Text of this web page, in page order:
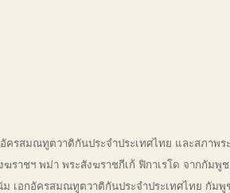
ณทูตวาติกันประจำประเทศไทย และสภาพระสั
ฆราชฯ พม่า พระสังฆราชกีเก้ ฟิกาเรโด จากกั
เอกอัครสมณทูตวาติกันประจำประเทศไทย กัม